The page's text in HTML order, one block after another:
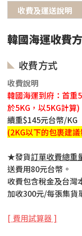
收費及運送說明
韓國海運收費
收費方式
收費說明
韓國海運到府： 首重
於5KG，以5KG計算)
續重$145元台幣/KG
(2KG以下的包裹建
★發貨訂單收費總重
送費用80元台幣。
收費包含稅金及台灣
加收300元/每張集貨
[ 費用試算器 ]